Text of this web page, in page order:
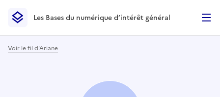
Les Bases du numérique d’intérêt général- Retour à la
Les Bases du numérique d’intérêt général
Voir le fil d'Ariane